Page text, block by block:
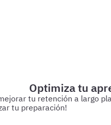
Optimiza tu
tu retención a largo
tu preparación!